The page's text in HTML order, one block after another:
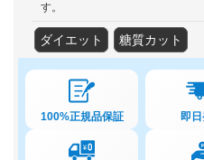
す。
ダイエット 糖質カット
100%正規品保証 即